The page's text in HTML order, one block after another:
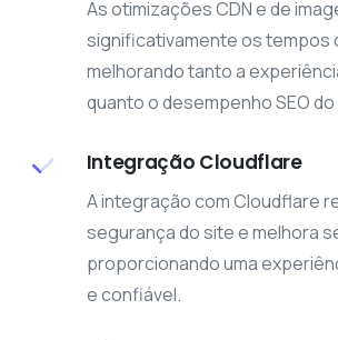
As otimizações CDN e de
significativamente os tempos
melhorando tanto a
quanto o desempenho SEO
Integração Cloudflare
A integração com Cloudflare
segurança do site e melhora
proporcionando uma
e confiável.